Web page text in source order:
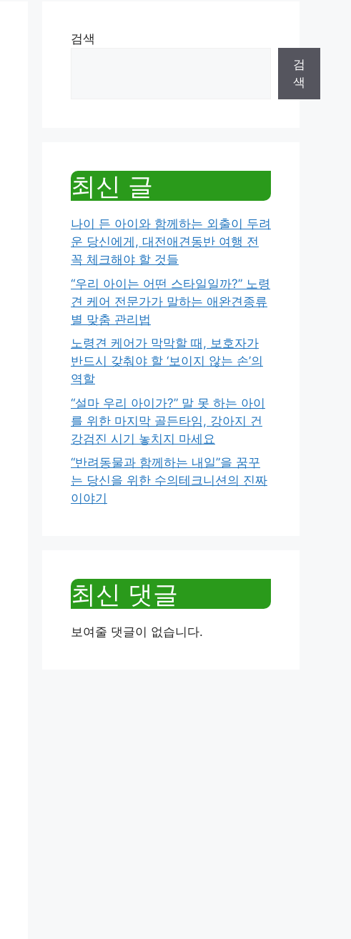
검색
검
색
최신 글
나이 든 아이와 함께하는 외출이 두려
운 당신에게, 대전애견동반 여행 전
꼭 체크해야 할 것들
“우리 아이는 어떤 스타일일까?” 노령
견 케어 전문가가 말하는 애완견종류
별 맞춤 관리법
노령견 케어가 막막할 때, 보호자가
반드시 갖춰야 할 ‘보이지 않는 손’의
역할
“설마 우리 아이가?” 말 못 하는 아이
를 위한 마지막 골든타임, 강아지 건
강검진 시기 놓치지 마세요
“반려동물과 함께하는 내일”을 꿈꾸
는 당신을 위한 수의테크니션의 진짜
이야기
최신 댓글
보여줄 댓글이 없습니다.